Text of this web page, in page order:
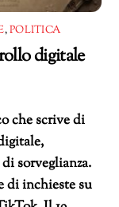
,POLITICA
digitale
che scrive di
sorveglianza.
di inchieste su